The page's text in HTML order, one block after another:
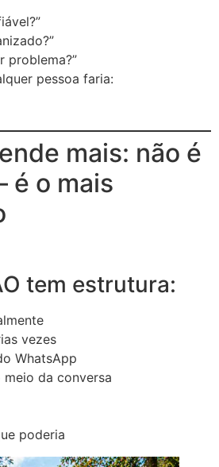
problema?”
pessoa faria:
mais: não é
é o mais
tem estrutura:
vezes
WhatsApp
da conversa
poderia